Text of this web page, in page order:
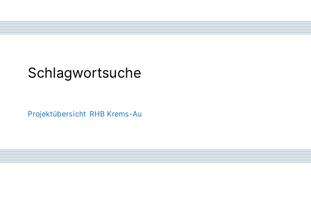
Schlagwortsuche
Projektübersicht RHB Krems-Au